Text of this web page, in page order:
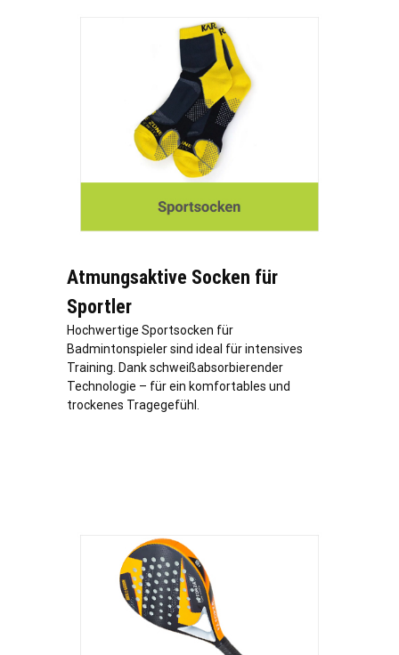
Atmungsaktive Socken für
Sportler
Hochwertige Sportsocken für
Badmintonspieler sind ideal für intensives
Training. Dank schweißabsorbierender
Technologie – für ein komfortables und
trockenes Tragegefühl.